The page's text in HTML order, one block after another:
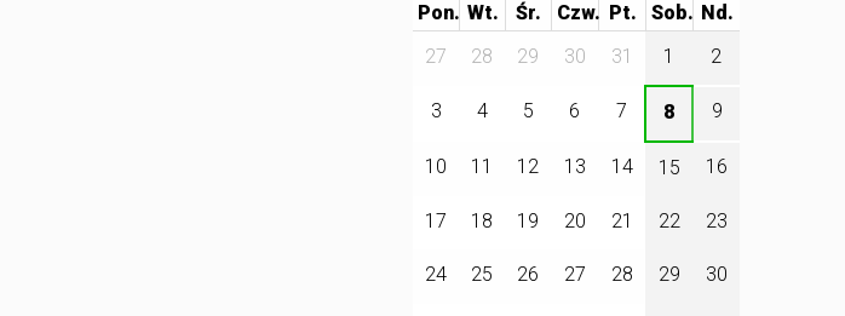
Pon. Wt. Śr. Czw. Pt.
Sob.
27
28 29 30 31 1 2
3 4 5 6 7 8 9
10 11 12 13 14 15 16
17 18 19 20 21 22 23
24 25 26 27 28 29 30